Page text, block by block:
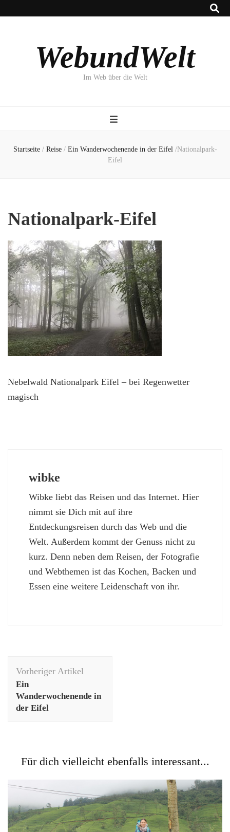
WebundWelt
Im Web über die Welt
Startseite / Reise / Ein Wanderwochenende in der Eifel /Nationalpark-
Eifel
Nationalpark-Eifel
Nebelwald Nationalpark Eifel – bei Regenwetter
magisch
wibke
Wibke liebt das Reisen und das Internet. Hier
nimmt sie Dich mit auf ihre
Entdeckungsreisen durch das Web und die
Welt. Außerdem kommt der Genuss nicht zu
kurz. Denn neben dem Reisen, der Fotografie
und Webthemen ist das Kochen, Backen und
Essen eine weitere Leidenschaft von ihr.
Vorheriger Artikel
Ein
Wanderwochenende in
der Eifel
Für dich vielleicht ebenfalls interessant...